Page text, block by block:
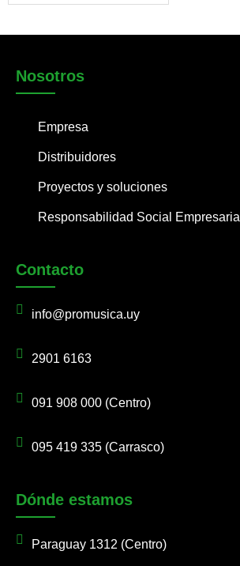
Nosotros
Empresa
Distribuidores
Proyectos y soluciones
Responsabilidad Social Empresarial
Contacto
info@promusica.uy
2901 6163
091 908 000 (Centro)
095 419 335 (Carrasco)
Dónde estamos
Paraguay 1312 (Centro)